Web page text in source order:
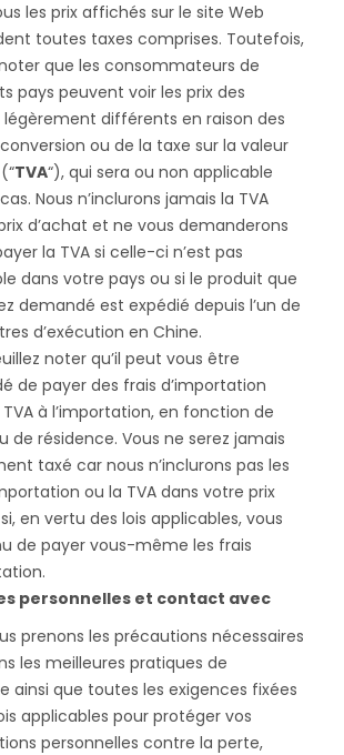
les prix affichés sur le site Web
toutes taxes comprises. Toutefois,
que les consommateurs de
pays peuvent voir les prix des
différents en raison des
ou de la taxe sur la valeur
TVA“), qui sera ou non applicable
Nous n’inclurons jamais la TVA
d’achat et ne vous demanderons
la TVA si celle-ci n’est pas
dans votre pays ou si le produit que
demandé est expédié depuis l’un de
d’exécution en Chine.
noter qu’il peut vous être
de payer des frais d’importation
à l’importation, en fonction de
de résidence. Vous ne serez jamais
taxé car nous n’inclurons pas les
ou la TVA dans votre prix
en vertu des lois applicables, vous
de payer vous-même les frais
personnelles et contact avec
prenons les précautions nécessaires
les meilleures pratiques de
ainsi que toutes les exigences fixées
applicables pour protéger vos
personnelles contre la perte,